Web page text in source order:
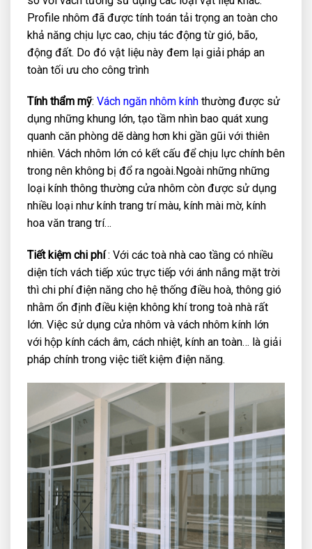
Profile nhôm đã được tính toán tải trọng an toàn cho
khả năng chịu lực cao, chịu tác động từ gió, bão,
động đất. Do đó vật liệu này đem lại giải pháp an
toàn tối ưu cho công trình
Tính thẩm mỹ: Vách ngăn nhôm kính thường được sử
dụng những khung lớn, tạo tầm nhìn bao quát xung
quanh căn phòng dẽ dàng hơn khi gần gũi với thiên
nhiên. Vách nhôm lớn có kết cấu để chịu lực chính bên
trong nên không bị đổ ra ngoài.Ngoài những những
loại kính thông thường cửa nhôm còn được sử dụng
nhiều loại như kính trang trí màu, kính mài mờ, kính
hoa văn trang trí…
Tiết kiệm chi phí: Với các toà nhà cao tầng có nhiều
diện tích vách tiếp xúc trực tiếp với ánh nắng mặt trời
thì chi phí điện năng cho hệ thống điều hoà, thông gió
nhằm ổn định điều kiện không khí trong toà nhà rất
lớn. Việc sử dụng cửa nhôm và vách nhôm kính lớn
với hộp kính cách âm, cách nhiệt, kính an toàn… là giải
pháp chính trong việc tiết kiệm điện năng.